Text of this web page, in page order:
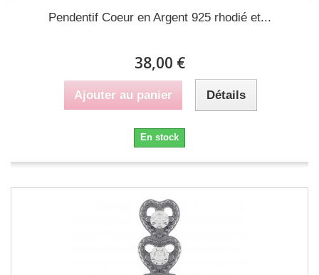
Pendentif Coeur en Argent 925 rhodié et...
38,00 €
Ajouter au panier Détails
En stock